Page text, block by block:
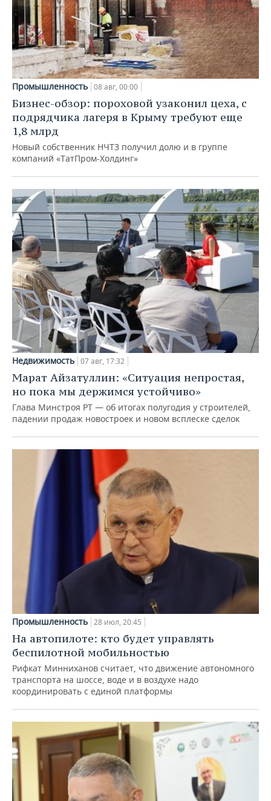
Промышленность 08 авг, 00:00
Бизнес-обзор: пороховой узаконил цеха, с
подрядчика лагеря в Крыму требуют еще
1,8 млрд
Новый собственник НЧТЗ получил долю и в группе
компаний «ТатПром-Холдинг»
Недвижимость 07 авг, 17:32
Марат Айзатуллин: «Ситуация непростая,
но пока мы держимся устойчиво»
Глава Минстроя РТ — об итогах полугодия у строителей,
падении продаж новостроек и новом всплеске сделок
Промышленность 28 июл, 20:45
На автопилоте: кто будет управлять
беспилотной мобильностью
Рифкат Минниханов считает, что движение автономного
транспорта на шоссе, воде и в воздухе надо
координировать с единой платформы